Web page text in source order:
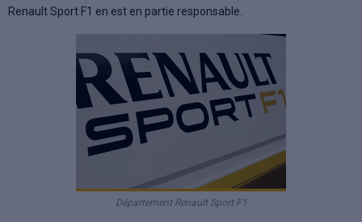
Renault Sport F1 en est en partie responsable.
Département Renault Sport F1